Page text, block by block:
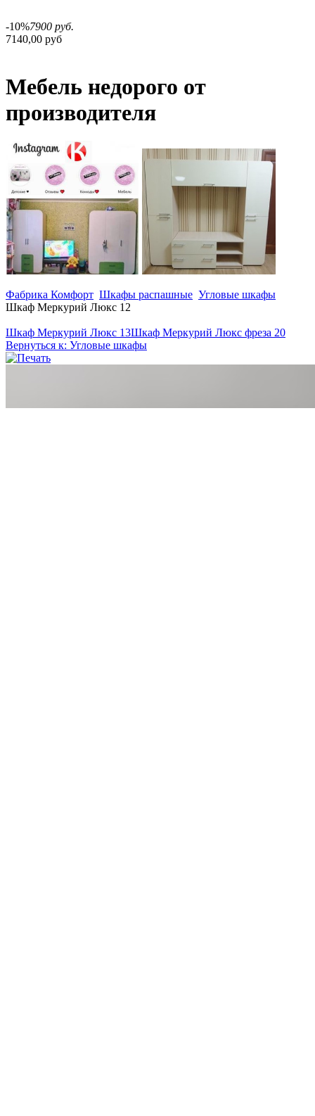
-10%7900 руб.
7140,00 руб
Мебель недорого от
производителя
Фабрика Комфорт Шкафы распашные Угловые шкафы
Шкаф Меркурий Люкс 12
Шкаф Меркурий Люкс 13Шкаф Меркурий Люкс фреза 20
Вернуться к: Угловые шкафы